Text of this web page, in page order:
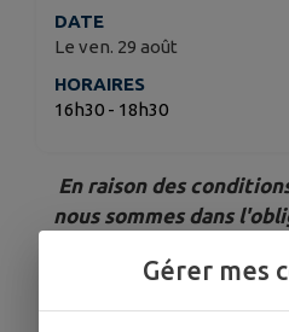
DATE
Le ven. 29 août
HORAIRES
16h30 - 18h30
En raison des
nous sommes dans
Gérer mes